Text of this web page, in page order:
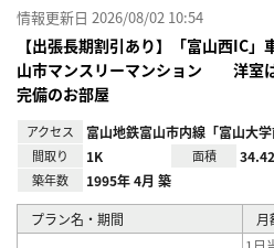
情報更新日 2026/08/02 10:54
【出張長期割引あり】「富山西IC
山市マンスリーマンション 洋室
完備のお部屋
アクセス 富山地鉄富山市内線「富山大学
間取り 1K 面積
築年数 1995年 4月 築
プラン名・期間 月